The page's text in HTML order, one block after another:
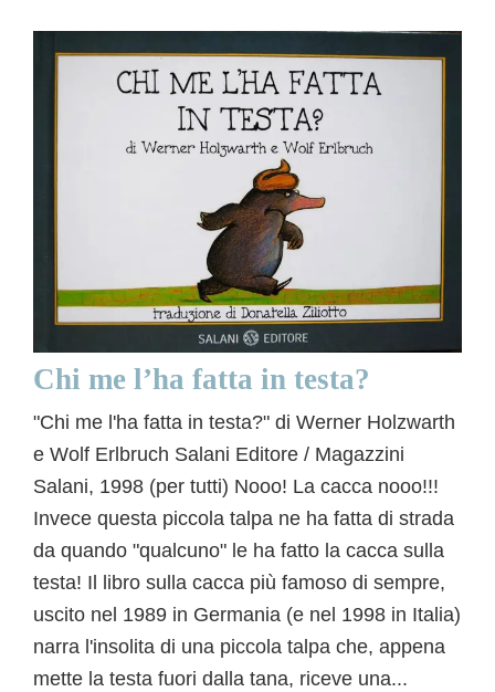
Chi me l’ha fatta in testa?
"Chi me l'ha fatta in testa?" di Werner Holzwarth
e Wolf Erlbruch Salani Editore / Magazzini
Salani, 1998 (per tutti) Nooo! La cacca nooo!!!
Invece questa piccola talpa ne ha fatta di strada
da quando "qualcuno" le ha fatto la cacca sulla
testa! Il libro sulla cacca più famoso di sempre,
uscito nel 1989 in Germania (e nel 1998 in Italia)
narra l'insolita di una piccola talpa che, appena
mette la testa fuori dalla tana, riceve una...